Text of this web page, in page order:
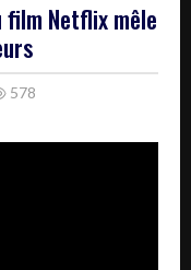
film Netflix mêle
578